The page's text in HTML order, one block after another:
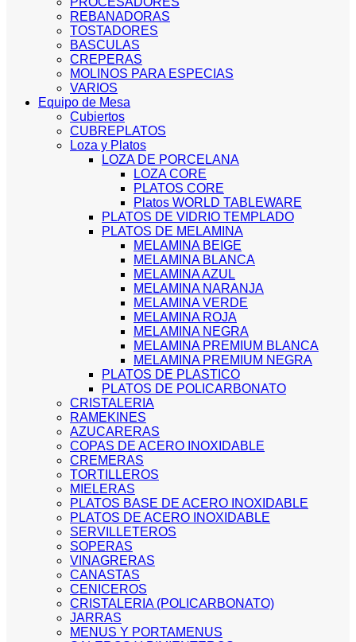
REBANADORAS
TOSTADORES
BASCULAS
CREPERAS
MOLINOS PARA ESPECIAS
VARIOS
Equipo de Mesa
Cubiertos
CUBREPLATOS
Loza y Platos
LOZA DE PORCELANA
LOZA CORE
PLATOS CORE
Platos WORLD TABLEWARE
PLATOS DE VIDRIO TEMPLADO
PLATOS DE MELAMINA
MELAMINA BEIGE
MELAMINA BLANCA
MELAMINA AZUL
MELAMINA NARANJA
MELAMINA VERDE
MELAMINA ROJA
MELAMINA NEGRA
MELAMINA PREMIUM BLANCA
MELAMINA PREMIUM NEGRA
PLATOS DE PLASTICO
PLATOS DE POLICARBONATO
CRISTALERIA
RAMEKINES
AZUCARERAS
COPAS DE ACERO INOXIDABLE
CREMERAS
TORTILLEROS
MIELERAS
PLATOS BASE DE ACERO INOXIDABLE
PLATOS DE ACERO INOXIDABLE
SERVILLETEROS
SOPERAS
VINAGRERAS
CANASTAS
CENICEROS
CRISTALERIA (POLICARBONATO)
JARRAS
MENUS Y PORTAMENUS